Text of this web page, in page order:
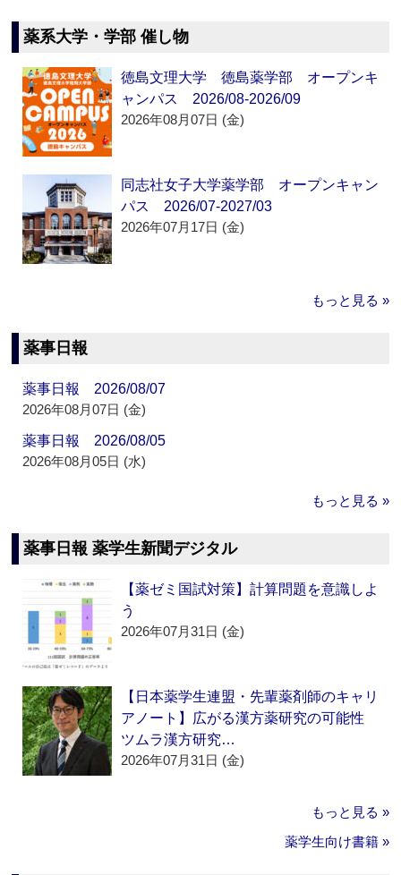
薬系大学・学部 催し物
徳島文理大学 徳島薬学部 オープンキ
ャンパス 2026/08-2026/09
2026年08月07日 (金)
同志社女子大学薬学部 オープンキャン
パス 2026/07-2027/03
2026年07月17日 (金)
もっと見る »
薬事日報
薬事日報 2026/08/07
2026年08月07日 (金)
薬事日報 2026/08/05
2026年08月05日 (水)
もっと見る »
薬事日報 薬学生新聞デジタル
【薬ゼミ国試対策】計算問題を意識しよ
う
2026年07月31日 (金)
【日本薬学生連盟・先輩薬剤師のキャリ
アノート】広がる漢方薬研究の可能性
ツムラ漢方研究…
2026年07月31日 (金)
もっと見る »
薬学生向け書籍 »